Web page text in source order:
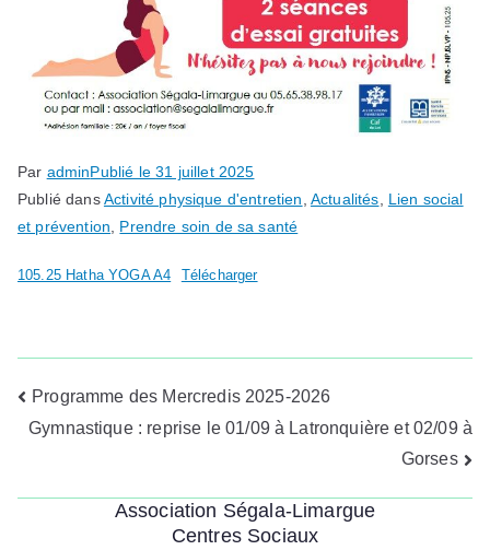
Par adminPublié le31 juillet 2025
Publié dansActivité physique d'entretien Actualités
Lien social
et prévention
Prendre soin de sa santé
105.25 Hatha YOGA A4 Télécharger
Navigation
de
l’article
Programme des Mercredis 2025-2026
Gymnastique : reprise le 01/09 à Latronquière et 02/09 à
Gorses
Association Ségala-Limargue
Centres Sociaux